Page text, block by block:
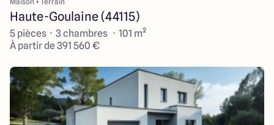
Haute-Goulaine (44115)
5 pièces · 3 chambres · 101 m²
À partir de 391 560 €